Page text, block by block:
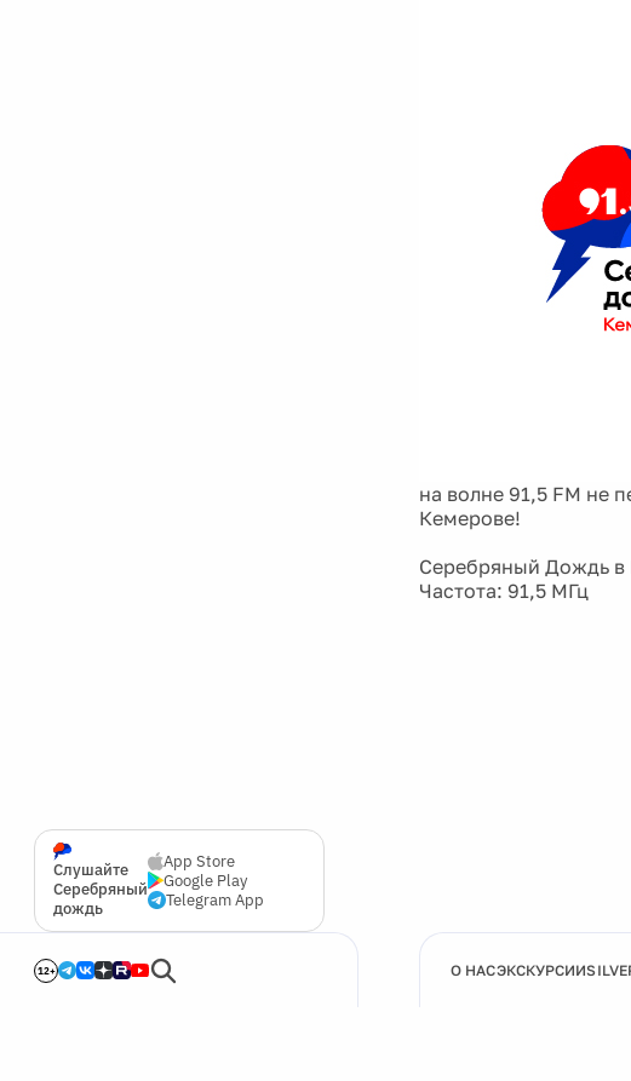
Слушайте
Серебряный
дождь
App Store
Google Play
Telegram App
12+
на волне 91,5 FM не
Кемерове!
Серебряный Дождь в
Частота: 91,5 МГц
О НАСЭКСКУРСИИ